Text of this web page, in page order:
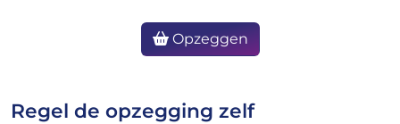
Opzeggen
Regel de opzegging zelf